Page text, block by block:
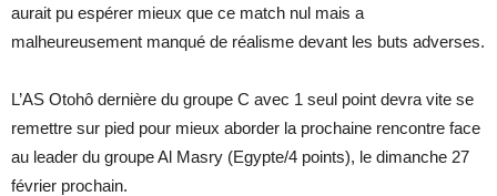
aurait pu espérer mieux que ce match nul mais a
malheureusement manqué de réalisme devant les buts adverses.
L’AS Otohô dernière du groupe C avec 1 seul point devra vite se
remettre sur pied pour mieux aborder la prochaine rencontre face
au leader du groupe Al Masry (Egypte/4 points), le dimanche 27
février prochain.